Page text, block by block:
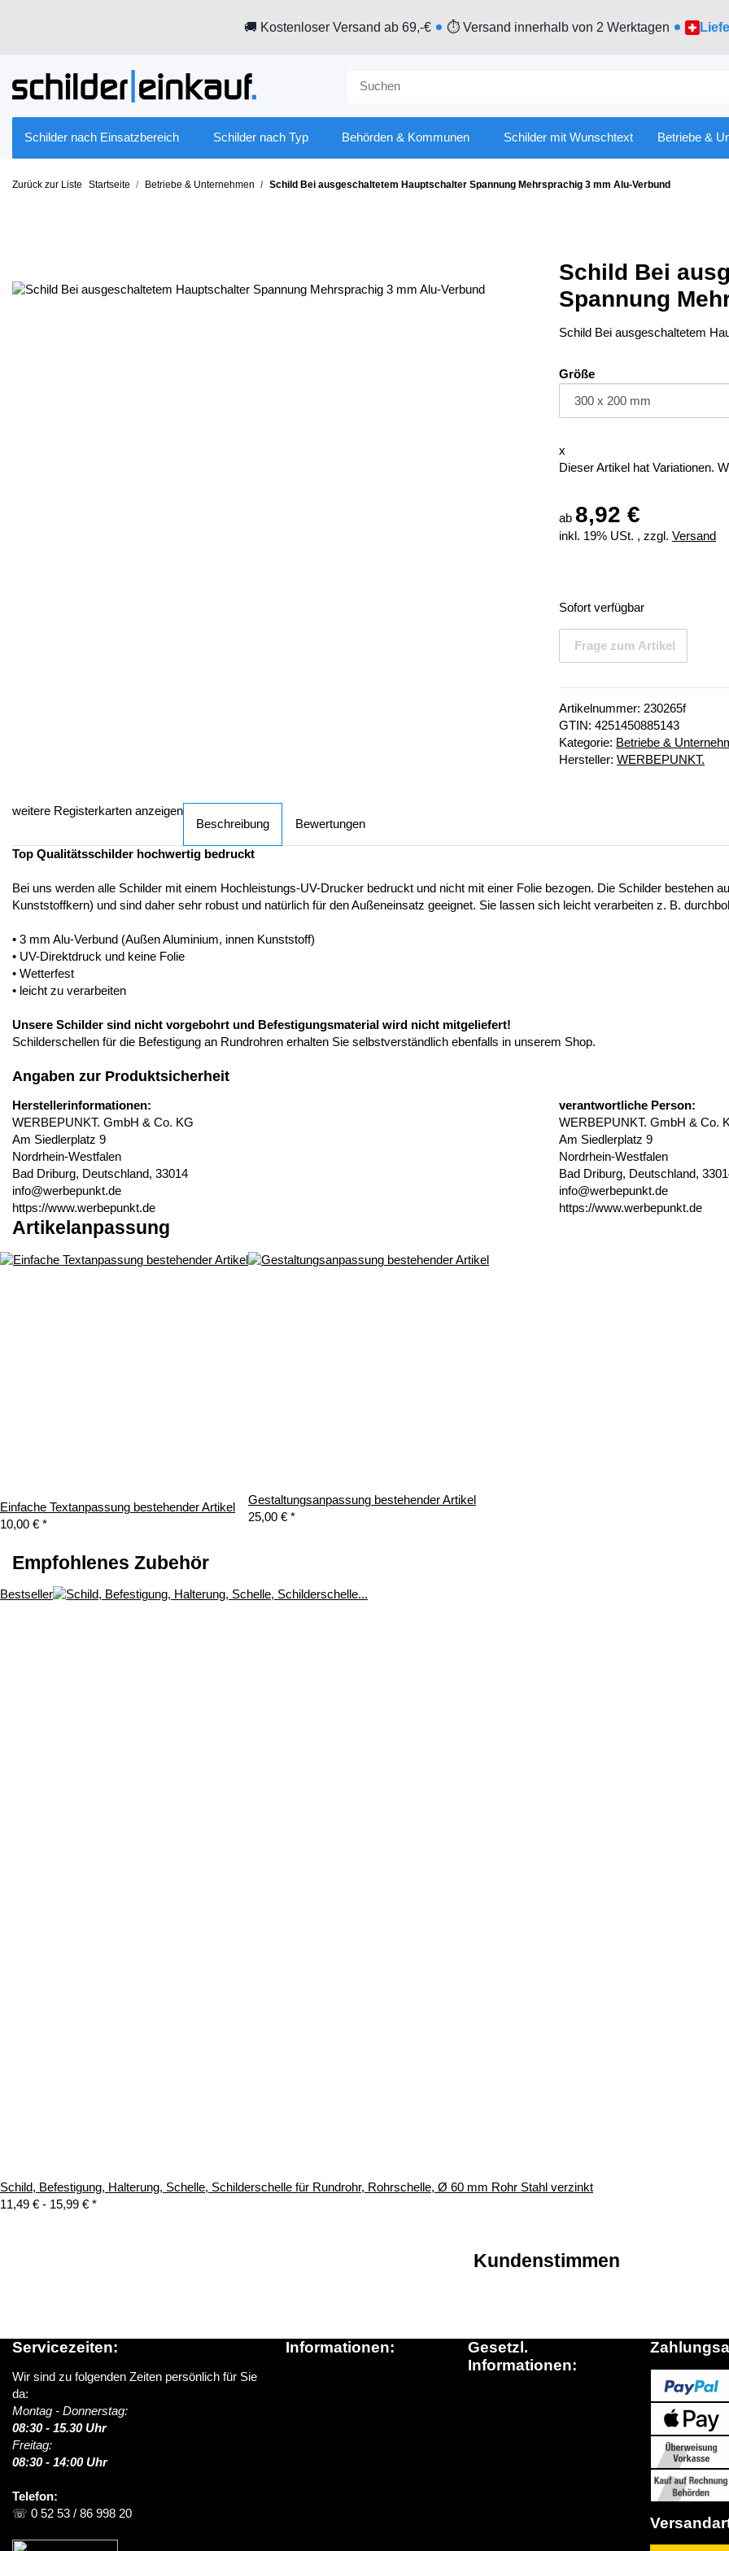
🚚 Kostenloser Versand ab 69,-€ ⏱ Versand innerhalb von 2 Werktagen
Schilder nach Einsatzbereich Schilder nach Typ Behörden & Kommunen Schilder mit Wunschtext Betriebe &
Zurück zur Liste Startseite Betriebe & Unternehmen Schild Bei ausgeschaltetem Hauptschalter Spannung Mehrsprachig 3 mm Alu-Verbund
Schild Bei
Spannung
Schild Bei ausgeschaltetem
Größe
x
Dieser Artikel hat Variationen.
ab 8,92 €
inkl. 19% USt. , zzgl. Versand
Sofort verfügbar
Frage zum Artikel
Artikelnummer: 230265f
GTIN: 4251450885143
Kategorie: Betriebe &
Hersteller: WERBEPUNKT.
weitere Registerkarten anzeigen
Beschreibung
Bewertungen
Top Qualitätsschilder hochwertig bedruckt
Bei uns werden alle Schilder mit einem Hochleistungs-UV-Drucker bedruckt und nicht mit einer Folie bezogen. Die Schilder bestehen
Kunststoffkern) und sind daher sehr robust und natürlich für den Außeneinsatz geeignet. Sie lassen sich leicht verarbeiten z. B.
• 3 mm Alu-Verbund (Außen Aluminium, innen Kunststoff)
• UV-Direktdruck und keine Folie
• Wetterfest
• leicht zu verarbeiten
Unsere Schilder sind nicht vorgebohrt und Befestigungsmaterial wird nicht mitgeliefert!
Schilderschellen für die Befestigung an Rundrohren erhalten Sie selbstverständlich ebenfalls in unserem Shop.
Angaben zur Produktsicherheit
Herstellerinformationen:
WERBEPUNKT. GmbH & Co. KG
Am Siedlerplatz 9
Nordrhein-Westfalen
Bad Driburg, Deutschland, 33014
info@werbepunkt.de
https://www.werbepunkt.de
verantwortliche Person:
WERBEPUNKT. GmbH & Co.
Am Siedlerplatz 9
Nordrhein-Westfalen
Bad Driburg, Deutschland,
info@werbepunkt.de
https://www.werbepunkt.de
Artikelanpassung
Einfache Textanpassung bestehender Artikel
10,00 € *
Gestaltungsanpassung bestehender Artikel
25,00 € *
Empfohlenes Zubehör
Bestseller
Schild, Befestigung, Halterung, Schelle, Schilderschelle für Rundrohr, Rohrschelle, Ø 60 mm Rohr Stahl verzinkt
11,49 € - 15,99 € *
Kundenstimmen
Servicezeiten:
Wir sind zu folgenden Zeiten persönlich für Sie
da:
Montag - Donnerstag:
08:30 - 15.30 Uhr
Freitag:
08:30 - 14:00 Uhr
Telefon:
☏ 0 52 53 / 86 998 20
Informationen:
Gesetzl.
Informationen: